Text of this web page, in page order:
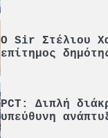
PCT: Διπλή
υπεύθυνη
Γ. Ξηραδάκης: Η
στρατηγική